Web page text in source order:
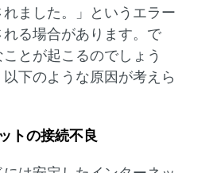
ました。」というエラー
る場合があります。で
とが起こるのでしょう
下のような原因が考えら
トの接続不良